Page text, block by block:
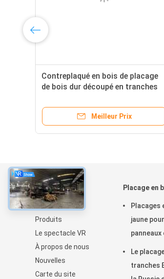
Contreplaqué en bois de placage
de bois dur découpé en tranches
coupe de couronne
Meilleur Prix
À propos
À la maison
Produits
Le spectacle VR
À propos de nous
Nouvelles
Carte du site
Placage en
Placages
jaune
placage
Le
tranches